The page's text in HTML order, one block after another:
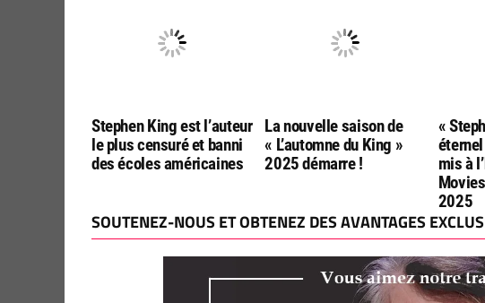
Stephen King est l’auteur
le plus censuré et banni
des écoles américaines
La nouvelle saison de
« L’automne du King »
2025 démarre !
«
mis à
2025
SOUTENEZ-NOUS ET OBTENEZ DES AVANTAGES